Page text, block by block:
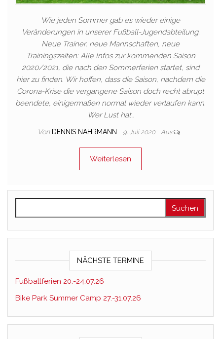
Wie jeden Sommer gab es wieder einige
Veränderungen in unserer Fußball-Jugendabteilung.
Neue Trainer, neue Mannschaften, neue
Trainingszeiten: Alle Infos zur kommenden Saison
2020/2021, die nach den Sommerferien startet, sind
hier zu finden. Wir hoffen, dass die Saison, nachdem die
Corona-Krise die vergangene Saison doch recht abrupt
beendete, einigermaßen normal wieder verlaufen kann.
Wer Lust hat…
Von DENNIS NAHRMANN 9. Juli 2020 Aus
Weiterlesen
NÄCHSTE TERMINE
Fußballferien 20.-24.07.26
Bike Park Summer Camp 27.-31.07.26